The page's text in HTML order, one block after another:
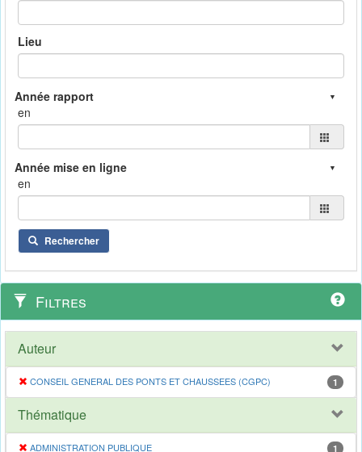
Lieu
en
en
Rechercher
Filtres
Auteur
CONSEIL GENERAL DES PONTS ET CHAUSSEES (CGPC) 1
Thématique
ADMINISTRATION PUBLIQUE 1